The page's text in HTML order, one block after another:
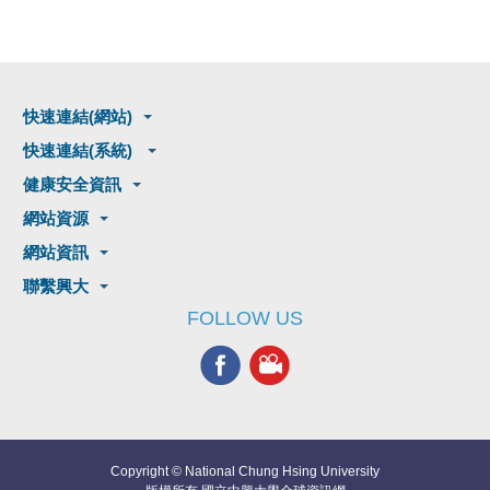
快速連結(網站)
快速連結(系統)
健康安全資訊
網站資源
網站資訊
聯繫興大
FOLLOW US
Copyright © National Chung Hsing University